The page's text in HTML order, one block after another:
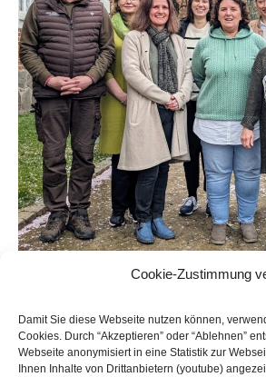
Cookie-Zustimmung
Damit Sie diese Webseite nutzen können,
Cookies. Durch “Akzeptieren” oder “Ablehnen”
Webseite anonymisiert in eine Statistik zur
Ihnen Inhalte von Drittanbietern (youtube)
TEAM